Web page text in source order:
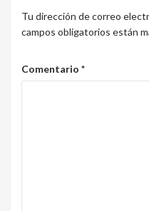
Tu dirección de correo
campos obligatorios están
Comentario *